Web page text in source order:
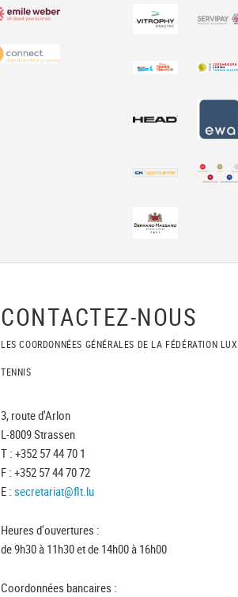
CONTACTEZ-NOUS
LES COORDONNÉES GÉNÉRALES DE LA FÉDÉRATION
TENNIS
3, route d'Arlon
L-8009 Strassen
T : +352 57 44 70 1
F : +352 57 44 70 72
E : secretariat@flt.lu
Heures d'ouvertures :
de 9h30 à 11h30 et de 14h00 à 16h00
Coordonnées bancaires :